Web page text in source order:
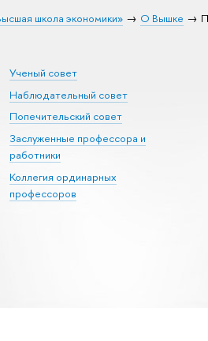
школа экономики» О Вышке
Ученый совет
Наблюдательный совет
Попечительский совет
Заслуженные профессора и
работники
Коллегия ординарных
профессоров